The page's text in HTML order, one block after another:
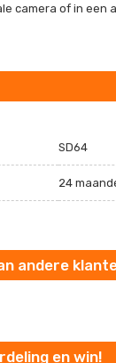
camera of in een
SD64
24
andere
en win!